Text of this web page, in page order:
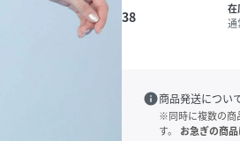
38
在
通
info商品発送につい
※同時に複数の商
す。
お急ぎの商